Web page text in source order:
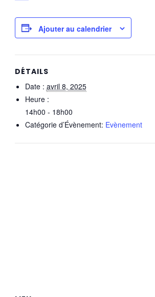
Ajouter au calendrier
DÉTAILS
Date : avril 8, 2025
Heure :
14h00 - 18h00
Catégorie d’Évènement: Evènement